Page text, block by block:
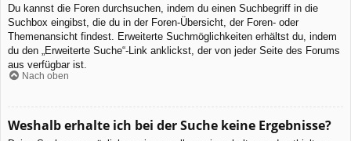
Du kannst die Foren durchsuchen, indem du einen Suchbegriff in die
Suchbox eingibst, die du in der Foren-Übersicht, der Foren- oder
Themenansicht findest. Erweiterte Suchmöglichkeiten erhältst du, indem
du den „Erweiterte Suche“-Link anklickst, der von jeder Seite des Forums
aus verfügbar ist.
Nach oben
Weshalb erhalte ich bei der Suche keine Ergebnisse?